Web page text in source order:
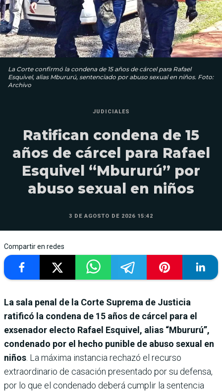
La Corte confirmó la condena de 15 años de cárcel para Rafael
Esquivel, alias Mbururú, sentenciado por abuso sexual en niños. Foto:
Archivo
JUDICIALES
Ratifican condena de 15
años de cárcel para Rafael
Esquivel “Mbururú” por
abuso sexual en niños
3 DE AGOSTO DE 2026 15:42
Compartir en redes
La sala penal de la Corte Suprema de Justicia
ratificó la condena de 15 años de cárcel para el
exsenador electo Rafael Esquivel, alias “Mbururú”,
condenado por el hecho punible de abuso sexual en
niños . La máxima instancia rechazó el recurso
extraordinario de casación presentado por su defensa,
por lo que el condenado deberá cumplir la sentencia